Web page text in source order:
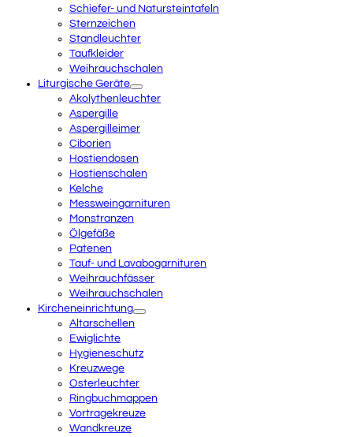
Schiefer- und Natursteintafeln
Sternzeichen
Standleuchter
Taufkleider
Weihrauchschalen
Liturgische Geräte
Akolythenleuchter
Aspergille
Aspergilleimer
Ciborien
Hostiendosen
Hostienschalen
Kelche
Messweingarnituren
Monstranzen
Ölgefäße
Patenen
Tauf- und Lavabogarnituren
Weihrauchfässer
Weihrauchschalen
Kircheneinrichtung
Altarschellen
Ewiglichte
Hygieneschutz
Kreuzwege
Osterleuchter
Ringbuchmappen
Vortragekreuze
Wandkreuze